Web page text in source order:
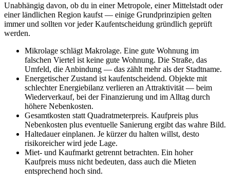
Unabhängig davon, ob du in einer Metropole, einer Mittelstadt oder
einer ländlichen Region kaufst — einige Grundprinzipien gelten
immer und sollten vor jeder Kaufentscheidung gründlich geprüft
werden.
Mikrolage schlägt Makrolage. Eine gute Wohnung im
falschen Viertel ist keine gute Wohnung. Die Straße, das
Umfeld, die Anbindung — das zählt mehr als der Stadtname.
Energetischer Zustand ist kaufentscheidend. Objekte mit
schlechter Energiebilanz verlieren an Attraktivität — beim
Wiederverkauf, bei der Finanzierung und im Alltag durch
höhere Nebenkosten.
Gesamtkosten statt Quadratmeterpreis. Kaufpreis plus
Nebenkosten plus eventuelle Sanierung ergibt das wahre Bild.
Haltedauer einplanen. Je kürzer du halten willst, desto
risikoreicher wird jede Lage.
Miet- und Kaufmarkt getrennt betrachten. Ein hoher
Kaufpreis muss nicht bedeuten, dass auch die Mieten
entsprechend hoch sind.